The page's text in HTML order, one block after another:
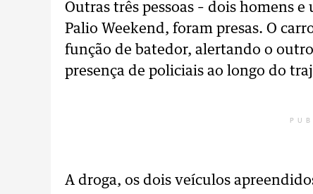
Outras três pessoas – dois homens
Palio Weekend, foram presas. O
função de batedor, alertando o
presença de policiais ao longo do
A droga, os dois veículos